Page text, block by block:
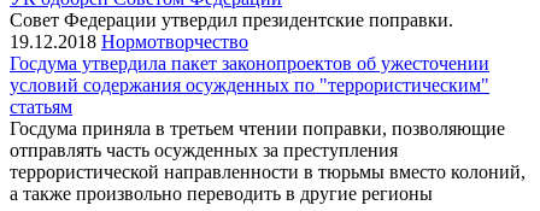
Совет Федерации утвердил президентские поправки.
19.12.2018 Нормотворчество
Госдума утвердила пакет законопроектов об ужесточении
условий содержания осужденных по "террористическим"
статьям
Госдума приняла в третьем чтении поправки, позволяющие
отправлять часть осужденных за преступления
террористической направленности в тюрьмы вместо колоний,
а также произвольно переводить в другие регионы